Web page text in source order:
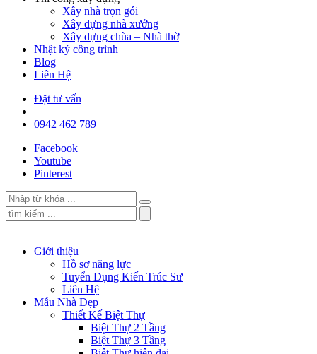
Xây nhà trọn gói
Xây dựng nhà xưởng
Xây dựng chùa – Nhà thờ
Nhật ký công trình
Blog
Liên Hệ
Đặt tư vấn
|
0942 462 789
Facebook
Youtube
Pinterest
Giới thiệu
Hồ sơ năng lực
Tuyển Dụng Kiến Trúc Sư
Liên Hệ
Mẫu Nhà Đẹp
Thiết Kế Biệt Thự
Biệt Thự 2 Tầng
Biệt Thự 3 Tầng